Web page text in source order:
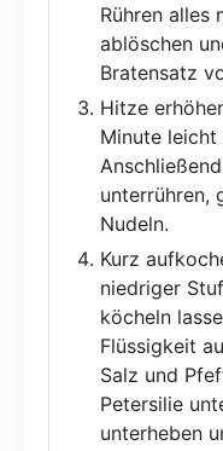
Rühren alles
ablöschen
Bratensatz
Hitze
Minute leicht
unterrühren,
Nudeln.
Kurz
niedriger
köcheln
Flüssigkeit
Salz und
Petersilie
unterheben